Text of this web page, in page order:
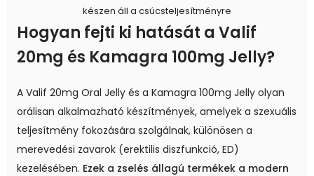
készen áll a csúcsteljesítményre
Hogyan fejti ki hatását a Valif
20mg és Kamagra 100mg Jelly?
A Valif 20mg Oral Jelly és a Kamagra 100mg Jelly olyan
orálisan alkalmazható készítmények, amelyek a szexuális
teljesítmény fokozására szolgálnak, különösen a
merevedési zavarok (erektilis diszfunkció, ED)
kezelésében. Ezek a zselés állagú termékek a modern